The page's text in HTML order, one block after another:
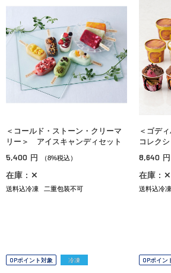
＜コールド・ストーン・クリーマ
リー＞ アイスキャンディセット
5,400 円 （8%税込）
在庫：✕
送料込冷凍 二重包装不可
＜ゴデ
コレク
8,640 円
在庫：✕
送料込冷凍
OPポイント対象 冷凍 OPポイン